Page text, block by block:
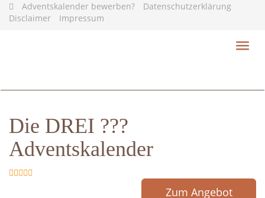
Skip
Adventskalender bewerben?
Datenschutzerklärung
Disclaimer
Impressum
Die DREI ???
Adventskalender
Zum Angebot